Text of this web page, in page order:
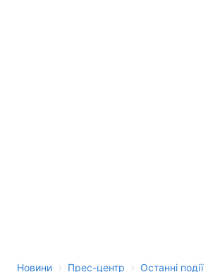
Новини › Прес-центр › Останні події